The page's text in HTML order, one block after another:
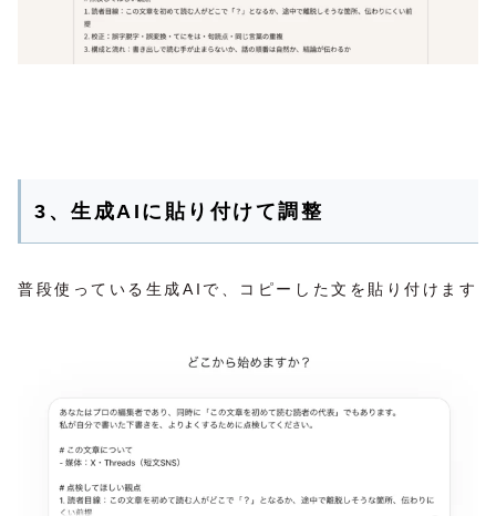
3、生成AIに貼り付けて調整
普段使っている生成AIで、コピーした文を貼り付けます